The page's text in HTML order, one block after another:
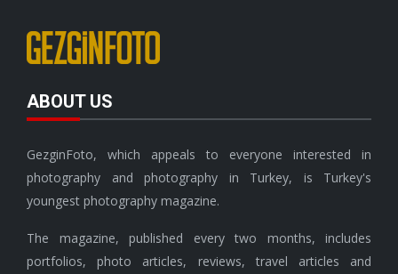
ABOUT US
GezginFoto, which appeals to everyone interested in
photography and photography in Turkey, is Turkey's
youngest photography magazine.
The magazine, published every two months, includes
portfolios, photo articles, reviews, travel articles and